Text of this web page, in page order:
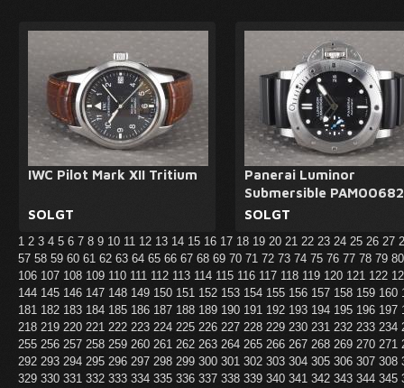
IWC Pilot Mark XII Tritium
SOLGT
Panerai Luminor
Submersible PAM00682
SOLGT
1 2 3 4 5 6 7 8 9 10 11 12 13 14 15 16 17 18 19 20 21 22 23 24 25 26 27
57 58 59 60 61 62 63 64 65 66 67 68 69 70 71 72 73 74 75 76 77 78 79
106 107 108 109 110 111 112 113 114 115 116 117 118 119 120 121 122
144 145 146 147 148 149 150 151 152 153 154 155 156 157 158 159 160
181 182 183 184 185 186 187 188 189 190 191 192 193 194 195 196 197
218 219 220 221 222 223 224 225 226 227 228 229 230 231 232 233 234
255 256 257 258 259 260 261 262 263 264 265 266 267 268 269 270 271
292 293 294 295 296 297 298 299 300 301 302 303 304 305 306 307 308
329 330 331 332 333 334 335 336 337 338 339 340 341 342 343 344 345